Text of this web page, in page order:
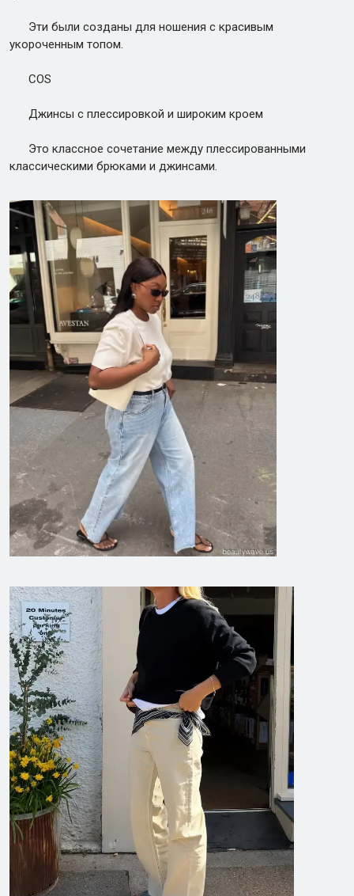
Эти были созданы для ношения с красивым
укороченным топом.
COS
Джинсы с плессировкой и широким кроем
Это классное сочетание между плессированными
классическими брюками и джинсами.